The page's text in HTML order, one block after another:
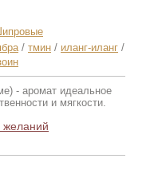
/ тмин / иланг-иланг /
- аромат идеальное
и мягкости.
желаний